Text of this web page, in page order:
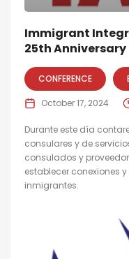
Immigrant
25th Anniversary
CONFERENCE
October 17, 2024
Durante este día
consulares y de
consulados y
establecer conexiones
inmigrantes.